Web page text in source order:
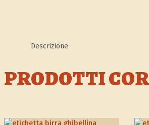
Descrizione
PRODOTTI